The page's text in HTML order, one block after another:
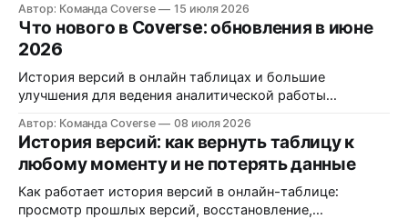
Автор: Команда Coverse 15 июля 2026
Что нового в Coverse: обновления в июне
2026
История версий в онлайн таблицах и большие
улучшения для ведения аналитической работы
маркетологами
Автор: Команда Coverse 08 июля 2026
История версий: как вернуть таблицу к
любому моменту и не потерять данные
Как работает история версий в онлайн-таблице:
просмотр прошлых версий, восстановление,